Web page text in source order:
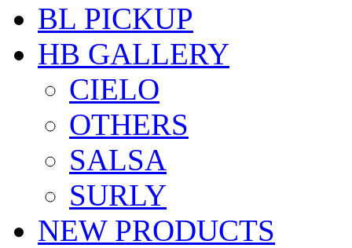
BL PICKUP
HB GALLERY
CIELO
OTHERS
SALSA
SURLY
NEW PRODUCTS